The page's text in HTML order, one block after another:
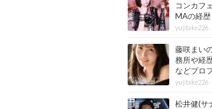
コンカフ
MAの経
情報もまと
yujitake226
藤咲まい
務所や経
などプロ
yujitake226
松井健(サ